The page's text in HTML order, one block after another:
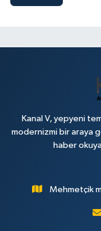
Kanal V, yepyeni
modernizmi bir araya
haber
Mehmetçik